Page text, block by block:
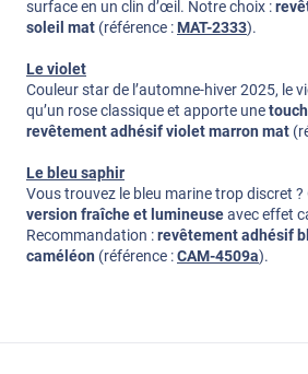
surface en un clin d’œil. Notre choix :
soleil mat (référence : MAT-2333).
Le violet
Couleur star de l’automne-hiver 2025, le
qu’un rose classique et apporte une
revêtement adhésif violet marron mat
Le bleu saphir
Vous trouvez le bleu marine trop discret
version fraîche et lumineuseavec effet
Recommandation :revêtement adhésif
caméléon (référence :CAM-4509a).